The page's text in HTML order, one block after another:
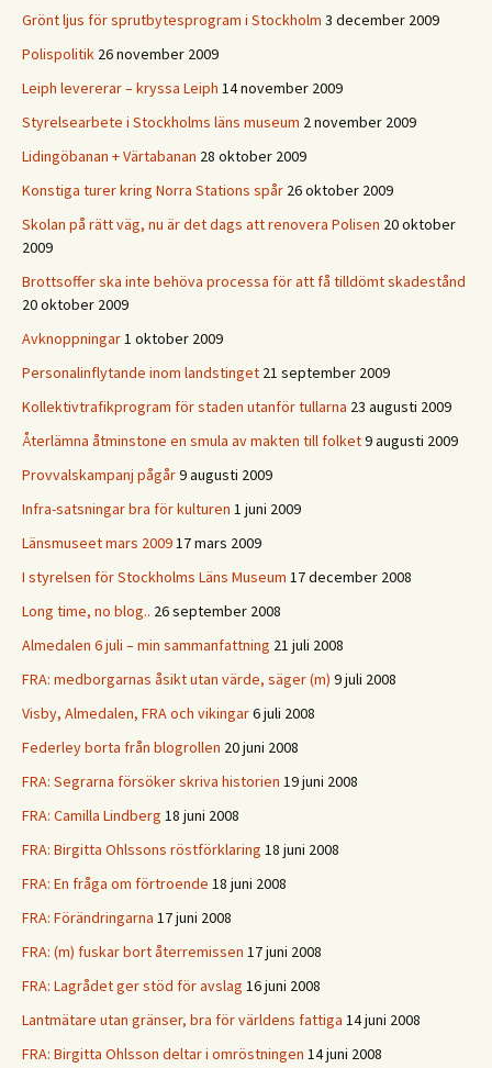
Grönt ljus för sprutbytesprogram i Stockholm 3 december 2009
Polispolitik 26 november 2009
Leiph levererar – kryssa Leiph 14 november 2009
Styrelsearbete i Stockholms läns museum 2 november 2009
Lidingöbanan + Värtabanan 28 oktober 2009
Konstiga turer kring Norra Stations spår 26 oktober 2009
Skolan på rätt väg, nu är det dags att renovera Polisen 20 oktober
2009
Brottsoffer ska inte behöva processa för att få tilldömt skadestånd
20 oktober 2009
Avknoppningar1 oktober 2009
Personalinflytande inom landstinget 21 september 2009
Kollektivtrafikprogram för staden utanför tullarna 23 augusti 2009
Återlämna åtminstone en smula av makten till folket9 augusti 2009
Provvalskampanj pågår9 augusti 2009
Infra-satsningar bra för kulturen 1 juni 2009
Länsmuseet mars 200917 mars 2009
I styrelsen för Stockholms Läns Museum 17 december 2008
Long time, no blog.. 26 september 2008
Almedalen 6 juli – min sammanfattning 21 juli 2008
FRA: medborgarnas åsikt utan värde, säger (m) 9 juli 2008
Visby, Almedalen, FRA och vikingar6 juli 2008
Federley borta från blogrollen 20 juni 2008
FRA: Segrarna försöker skriva historien 19 juni 2008
FRA: Camilla Lindberg 18 juni 2008
FRA: Birgitta Ohlssons röstförklaring 18 juni 2008
FRA: En fråga om förtroende 18 juni 2008
FRA: Förändringarna 17 juni 2008
FRA: (m) fuskar bort återremissen 17 juni 2008
FRA: Lagrådet ger stöd för avslag 16 juni 2008
Lantmätare utan gränser, bra för världens fattiga 14 juni 2008
FRA: Birgitta Ohlsson deltar i omröstningen 14 juni 2008